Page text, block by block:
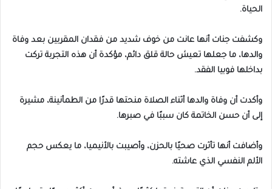
الحياة.
وكشفت جنات أنها عانت من خوف شديد من فقدان المقربين بعد وفاة
والدها، ما جعلها تعيش حالة قلق دائم، مؤكدة أن هذه التجربة تركت
بداخلها فوبيا الفقد.
وأكدت أن وفاة والدها أثناء الصلاة منحتها قدرًا من الطمأنينة، مشيرة
إلى أن حسن الخاتمة كان سببًا في صبرها.
وأضافت أنها تأثرت صحيًا بالحزن، وأصيبت بالأنيميا، ما يعكس حجم
الألم النفسي الذي عاشته.